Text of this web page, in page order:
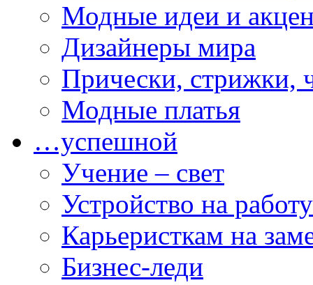
Модные идеи и
Дизайнеры мира
Прически, стрижки,
Модные платья
…успешной
Учение – свет
Устройство на работу
Карьеристкам на
Бизнес-леди